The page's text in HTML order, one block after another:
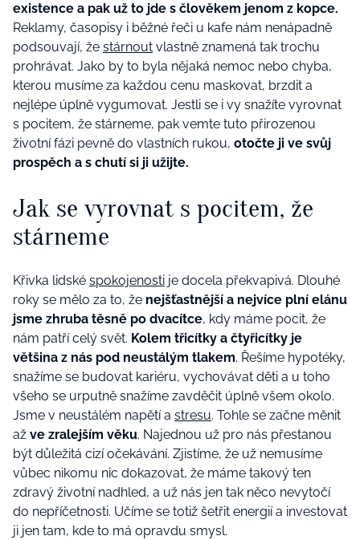
existence a pak už to jde s člověkem jenom z kopce.
Reklamy, časopisy i běžné řeči u kafe nám nenápadně
podsouvají, že stárnout vlastně znamená tak trochu
prohrávat. Jako by to byla nějaká nemoc nebo chyba,
kterou musíme za každou cenu maskovat, brzdit a
nejlépe úplně vygumovat. Jestli se i vy snažíte vyrovnat
s pocitem, že stárneme, pak vemte tuto přirozenou
životní fázi pevně do vlastních rukou, otočte ji ve svůj
prospěch a s chutí si ji užijte.
Jak se vyrovnat s pocitem, že
stárneme
Křivka lidské spokojenosti je docela překvapivá. Dlouhé
roky se mělo za to, že nejšťastnější a nejvíce plní elánu
jsme zhruba těsně po dvacítce, kdy máme pocit, že
nám patří celý svět. Kolem třicítky a čtyřicítky je
většina z nás pod neustálým tlakem. Řešíme hypotéky,
snažíme se budovat kariéru, vychovávat děti a u toho
všeho se urputně snažíme zavděčit úplně všem okolo.
Jsme v neustálém napětí a stresu. Tohle se začne měnit
až ve zralejším věku. Najednou už pro nás přestanou
být důležitá cizí očekávání. Zjistíme, že už nemusíme
vůbec nikomu nic dokazovat, že máme takový ten
zdravý životní nadhled, a už nás jen tak něco nevytočí
do nepříčetnosti. Učíme se totiž šetřit energií a investovat
ji jen tam, kde to má opravdu smysl.